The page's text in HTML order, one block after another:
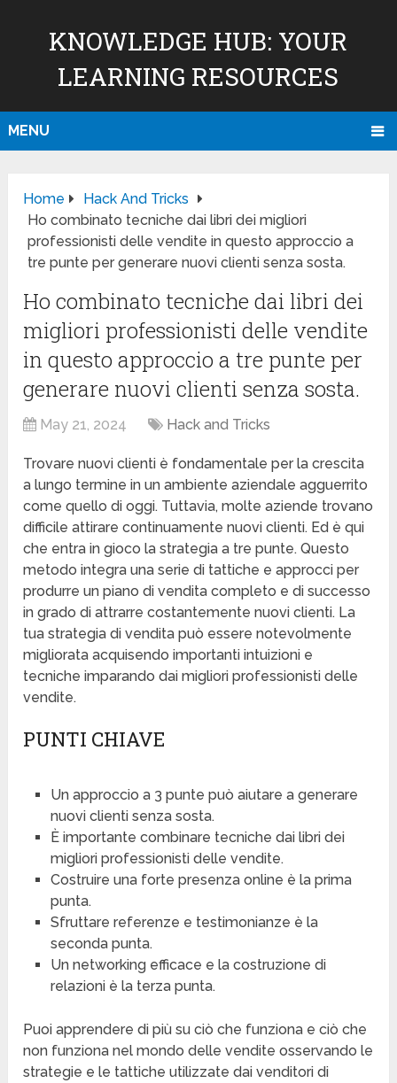
KNOWLEDGE HUB: YOUR
LEARNING RESOURCES
MENU
Home
Hack And Tricks
Ho combinato tecniche dai libri dei migliori
professionisti delle vendite in questo approccio a
tre punte per generare nuovi clienti senza sosta.
Ho combinato tecniche dai libri dei
migliori professionisti delle vendite
in questo approccio a tre punte per
generare nuovi clienti senza sosta.
May 21, 2024 Hack and Tricks
Trovare nuovi clienti è fondamentale per la crescita
a lungo termine in un ambiente aziendale agguerrito
come quello di oggi. Tuttavia, molte aziende trovano
difficile attirare continuamente nuovi clienti. Ed è qui
che entra in gioco la strategia a tre punte. Questo
metodo integra una serie di tattiche e approcci per
produrre un piano di vendita completo e di successo
in grado di attrarre costantemente nuovi clienti. La
tua strategia di vendita può essere notevolmente
migliorata acquisendo importanti intuizioni e
tecniche imparando dai migliori professionisti delle
vendite.
PUNTI CHIAVE
Un approccio a 3 punte può aiutare a generare
nuovi clienti senza sosta.
È importante combinare tecniche dai libri dei
migliori professionisti delle vendite.
Costruire una forte presenza online è la prima
punta.
Sfruttare referenze e testimonianze è la
seconda punta.
Un networking efficace e la costruzione di
relazioni è la terza punta.
Puoi apprendere di più su ciò che funziona e ciò che
non funziona nel mondo delle vendite osservando le
strategie e le tattiche utilizzate dai venditori di